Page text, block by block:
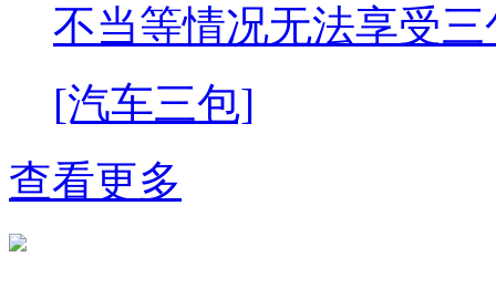
不当等情况无法享受三
[汽车三包]
查看更多